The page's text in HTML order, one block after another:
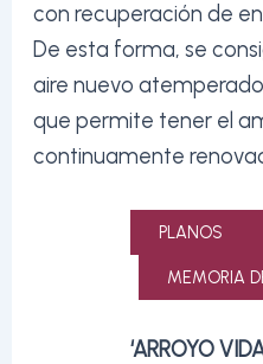
con recuperación de
De esta forma, se
aire nuevo
que permite tener el
continuamente
PLANOS
MEMORIA
‘ARROYO